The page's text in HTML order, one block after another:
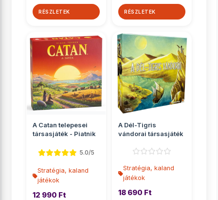
RÉSZLETEK RÉSZLETEK
A Catan telepesei
társasjáték - Piatnik
5.0/5
Stratégia, kaland
játékok
12 990 Ft
A Dél-Tigris
vándorai társasjáték
Stratégia, kaland
játékok
18 690 Ft